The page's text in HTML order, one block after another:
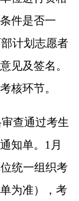
生的空
递
到低
用人
人员填
专项
察工作